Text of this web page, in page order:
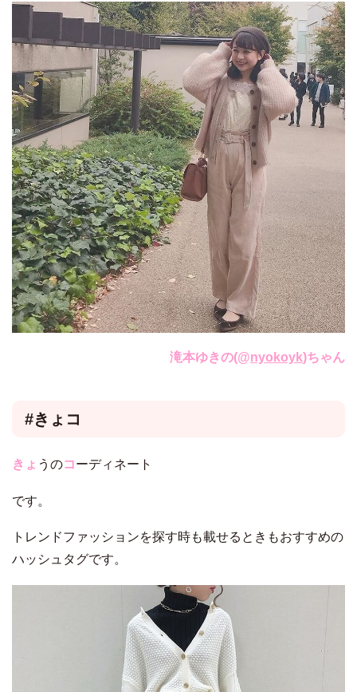
滝本ゆきの(@nyokoyk)ちゃん
#きょコ
きょ うのコーディネート
です。
トレンドファッションを探す時も載せるときもおすすめの
ハッシュタグです。